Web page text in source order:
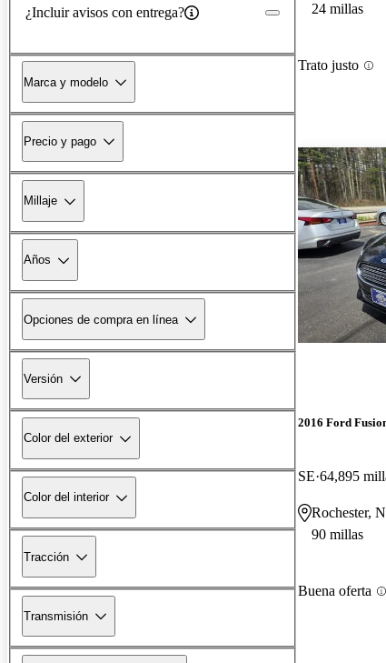
¿Incluir avisos con entrega?
Marca y modelo
Precio y pago
Millaje
Años
Opciones de compra en línea
Versión
Color del exterior
Color del interior
Tracción
Transmisión
24 millas
Trato justo
2016 Ford
SE 64,895
Rochester,
90 millas
Buena oferta